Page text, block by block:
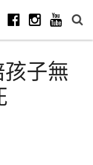
子無